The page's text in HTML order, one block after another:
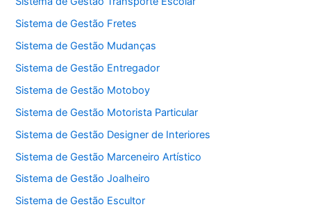
Sistema de Gestão Fretes
Sistema de Gestão Mudanças
Sistema de Gestão Entregador
Sistema de Gestão Motoboy
Sistema de Gestão Motorista Particular
Sistema de Gestão Designer de Interiores
Sistema de Gestão Marceneiro Artístico
Sistema de Gestão Joalheiro
Sistema de Gestão Escultor